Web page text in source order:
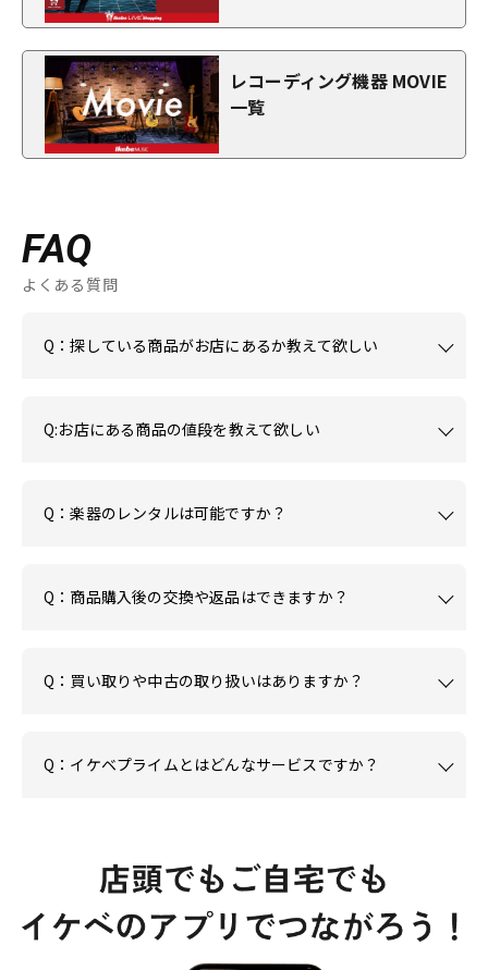
レコーディング機器 MOVIE
一覧
FAQ
よくある質問
Q：探している商品がお店にあるか教えて欲しい
Q:お店にある商品の値段を教えて欲しい
Q：楽器のレンタルは可能ですか？
Q：商品購入後の交換や返品はできますか？
Q：買い取りや中古の取り扱いはありますか？
Q：イケベプライムとはどんなサービスですか？